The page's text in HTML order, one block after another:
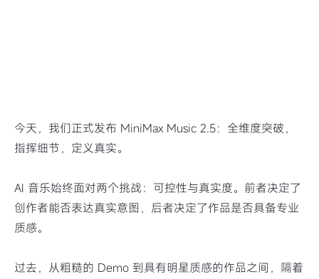
今天，我们正式发布 MiniMax Music 2.5：全维度突破，
指挥细节，定义真实。
AI 音乐始终面对两个挑战：可控性与真实度。前者决定了
创作者能否表达真实意图，后者决定了作品是否具备专业
质感。
过去，从粗糙的 Demo 到具有明星质感的作品之间，隔着